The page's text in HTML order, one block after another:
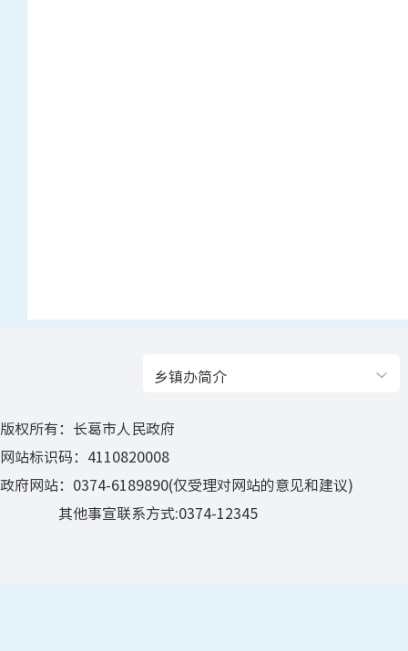
乡镇办简介
版权所有：长葛市人民政府
网站标识码：4110820008
政府网站：0374-6189890(仅受理对网站的意见和建议)
其他事宣联系方式:0374-12345